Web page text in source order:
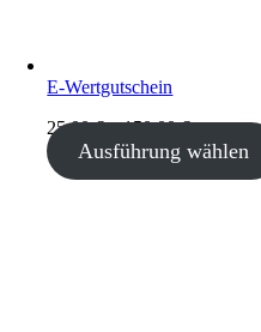
E-Wertgutschein
25,00€–150,00€
Ausführung wählen